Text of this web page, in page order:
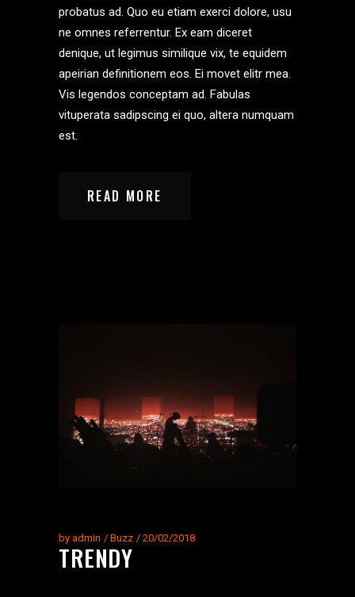
probatus ad. Quo eu etiam exerci dolore, usu
ne omnes referrentur. Ex eam diceret
denique, ut legimus similique vix, te equidem
apeirian definitionem eos. Ei movet elitr mea.
Vis legendos conceptam ad. Fabulas
vituperata sadipscing ei quo, altera numquam
est.
READ MORE
by admin Buzz 20/02/2018
TRENDY